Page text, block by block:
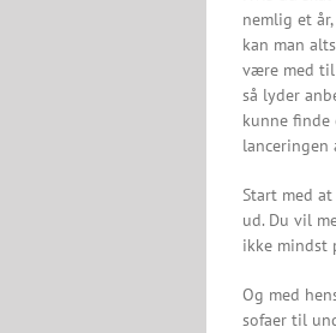
nemlig et
kan man
være med
så lyder
kunne finde
lanceringen
Start med
ud. Du vil
ikke mindst
Og med
sofaer til